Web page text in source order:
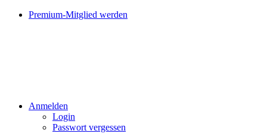
Premium-Mitglied werden
Anmelden
Login
Passwort vergessen